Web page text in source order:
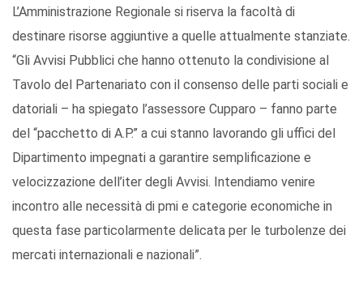
L’Amministrazione Regionale si riserva la facoltà di
destinare risorse aggiuntive a quelle attualmente stanziate.
“Gli Avvisi Pubblici che hanno ottenuto la condivisione al
Tavolo del Partenariato con il consenso delle parti sociali e
datoriali – ha spiegato l’assessore Cupparo – fanno parte
del “pacchetto di A.P.” a cui stanno lavorando gli uffici del
Dipartimento impegnati a garantire semplificazione e
velocizzazione dell’iter degli Avvisi. Intendiamo venire
incontro alle necessità di pmi e categorie economiche in
questa fase particolarmente delicata per le turbolenze dei
mercati internazionali e nazionali”.